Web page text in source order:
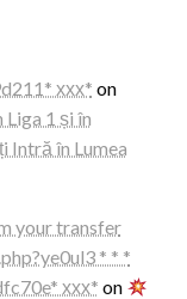
ххх* on
1 și în
Intră în Lumea
your transfer
* * *
ххх* on